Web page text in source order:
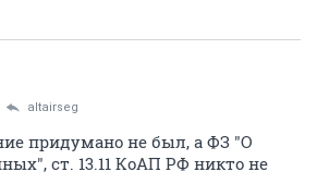
altairseg
придумано не был, а ФЗ "О
ст. 13.11 КоАП РФ никто не